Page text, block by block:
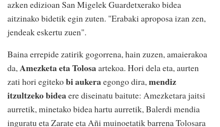
azken edizioan San Migelek Guardetxerako bidea
aitzinako bidetik egin zuten. "Erabaki aproposa izan zen,
jendeak eskertu zuen".
Baina errepide zatirik gogorrena, hain zuzen, amaierakoa
da,Amezketa eta Tolosaartekoa. Hori dela eta, aurten
zati hori egitekobi aukeraegongo dira,mendiz
itzultzeko bideaere diseinatu baitute: Amezketara jaitsi
aurretik, minetako bidea hartu aurretik, Balerdi mendia
inguratu eta Zarate eta Añi muinoetatik barrena Tolosara